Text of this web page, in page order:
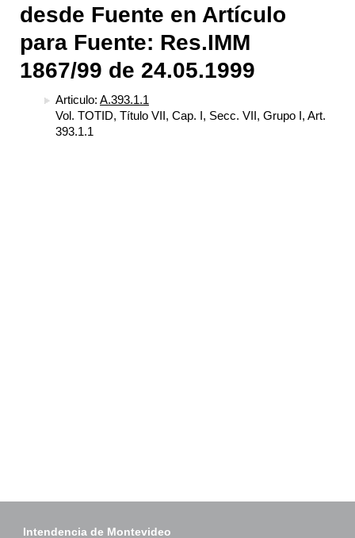
desde Fuente en Artículo
para Fuente: Res.IMM
1867/99 de 24.05.1999
Articulo: A.393.1.1
Vol. TOTID, Título VII, Cap. I, Secc. VII, Grupo I, Art.
393.1.1
Intendencia de Montevideo